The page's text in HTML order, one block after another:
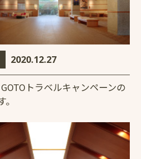
2020.12.27
トラベルキャンペーンの